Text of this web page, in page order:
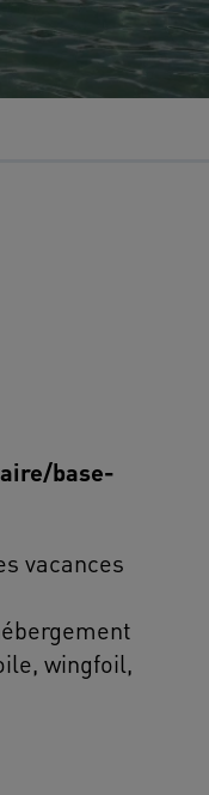
base-
vacances
wingfoil,